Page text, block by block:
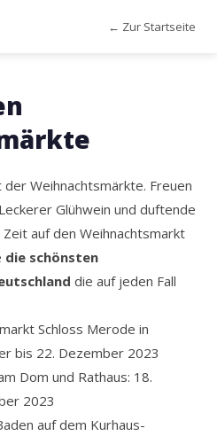
← Zur Startseite
Weihnachtsmärkte. Freuen
Glühwein und duftende
auf den Weihnachtsmarkt
die schönsten
die auf jeden Fall
Schloss Merode in
bis 22. Dezember 2023
Dom und Rathaus: 18.
2023
auf dem Kurhaus-